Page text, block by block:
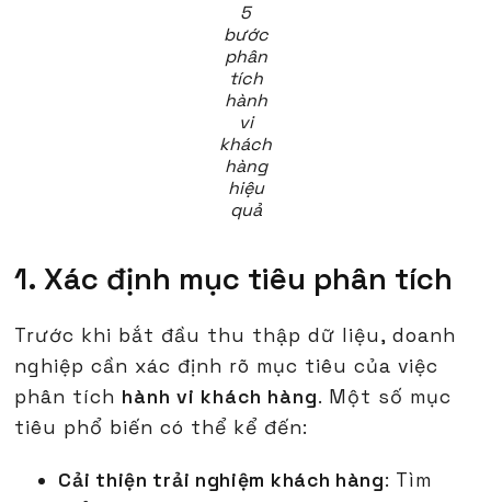
5
bước
phân
tích
hành
vi
khách
hàng
hiệu
quả
1. Xác định mục tiêu phân tích
Trước khi bắt đầu thu thập dữ liệu, doanh
nghiệp cần xác định rõ mục tiêu của việc
phân tích hành vi khách hàng. Một số mục
tiêu phổ biến có thể kể đến:
Cải thiện trải nghiệm khách hàng: Tìm